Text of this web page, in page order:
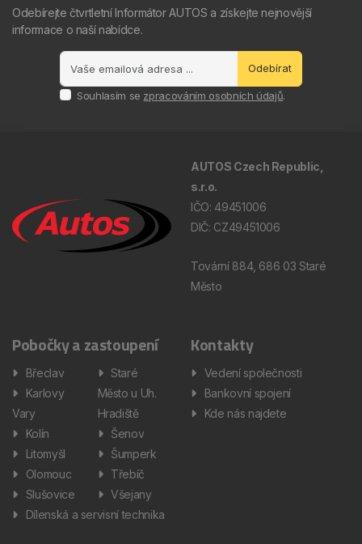
Odebírejte čtvrtletní Informátor AUTOS a získejte nejnovější
informace o naší nabídce.
Odebírat
Souhlasím se zpracováním osobních údajů.
AUTOS Czech Republic,
s.r.o.
IČO: 49451006
DIČ: CZ49451006
Tovární 884, 686 03 Staré
Město
Pobočky a zastoupení
Břeclav
Karlovy
Vary
Kolín
Litomyšl
Olomouc
Slušovice
Staré
Město u Uh.
Hradiště
Šenov
Šumperk
Třebíč
Všejany
Dílenská a servisní technika
Kontakty
Vedení společnosti
Bankovní spojení
Kde nás najdete